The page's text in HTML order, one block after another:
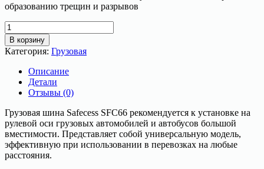
образованию трещин и разрывов
Количество
товара
Грузовая
шина
315/80R22.5
156/153L
SAFECESS
SFC66
В корзину
Категория: Грузовая
Описание
Детали
Отзывы (0)
Грузовая шина Safecess SFC66 рекомендуется к установке на
рулевой оси грузовых автомобилей и автобусов большой
вместимости. Представляет собой универсальную модель,
эффективную при использовании в перевозках на любые
расстояния.